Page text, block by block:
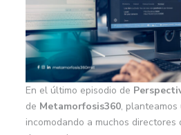
En el último episodio de
de Metamorfosis360, planteamos
incomodando a muchos directores